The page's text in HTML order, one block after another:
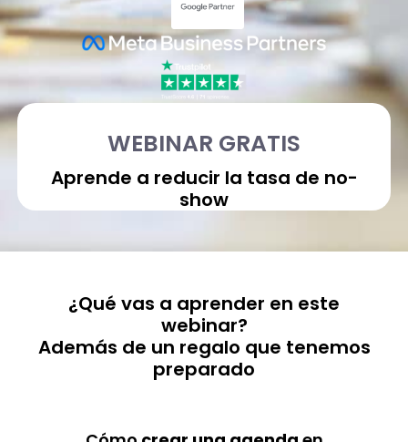
WEBINAR GRATIS
Aprende a reducir la tasa de no-
show
¿Qué vas a aprender en este
webinar?
Además de un regalo que tenemos
preparado